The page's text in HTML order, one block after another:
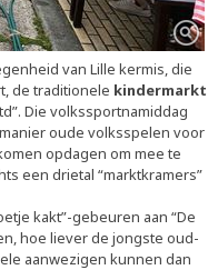
van Lille kermis, die
de traditionele kindermarkt
Die volkssportnamiddag
oude volksspelen voor
opdagen om mee te
een drietal “marktkramers”
kakt”-gebeuren aan “De
hoe liever de jongste oud-
aanwezigen kunnen dan